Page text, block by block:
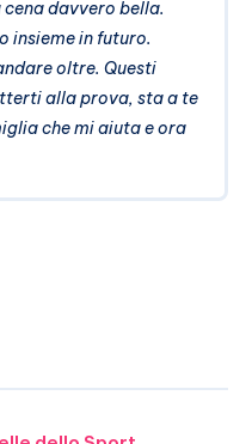
cena davvero bella.
insieme in futuro.
oltre. Questi
alla prova, sta a te
che mi aiuta e ora